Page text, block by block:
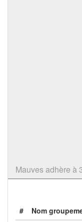
Mauves adhère à
# Nom